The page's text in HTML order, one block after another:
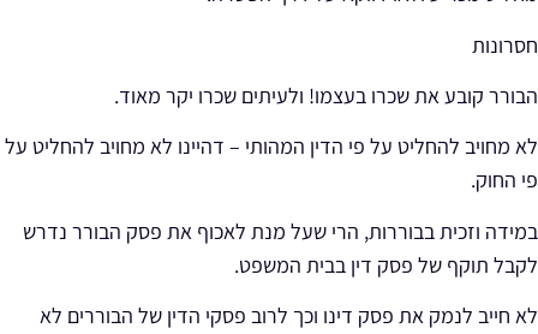
חסרונות
הבורר קובע את שכרו בעצמו! ולעיתים שכרו יקר מאוד.
לא מחויב להחליט על פי הדין המהותי – דהיינו לא מחויב להחליט על
פי החוק.
במידה וזכית בבוררות, הרי שעל מנת לאכוף את פסק הבורר נדרש
לקבל תוקף של פסק דין בבית המשפט.
לא חייב לנמק את פסק דינו וכך לרוב פסקי הדין של הבוררים לא